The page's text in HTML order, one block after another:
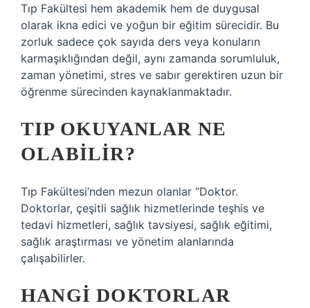
Tıp Fakültesi hem akademik hem de duygusal
olarak ikna edici ve yoğun bir eğitim sürecidir. Bu
zorluk sadece çok sayıda ders veya konuların
karmaşıklığından değil, aynı zamanda sorumluluk,
zaman yönetimi, stres ve sabır gerektiren uzun bir
öğrenme sürecinden kaynaklanmaktadır.
TIP OKUYANLAR NE
OLABILIR?
Tıp Fakültesi’nden mezun olanlar “Doktor.
Doktorlar, çeşitli sağlık hizmetlerinde teşhis ve
tedavi hizmetleri, sağlık tavsiyesi, sağlık eğitimi,
sağlık araştırması ve yönetim alanlarında
çalışabilirler.
HANGI DOKTORLAR